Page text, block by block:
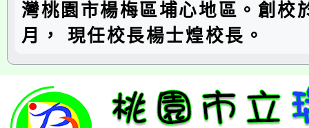
灣桃園市楊梅區埔心地區。創校
月， 現任校長楊士煌校長。